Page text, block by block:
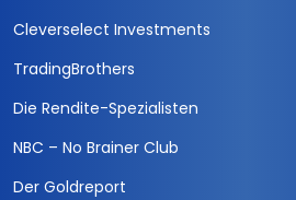
Cleverselect Investments
TradingBrothers
Die Rendite-Spezialisten
NBC – No Brainer Club
Der Goldreport